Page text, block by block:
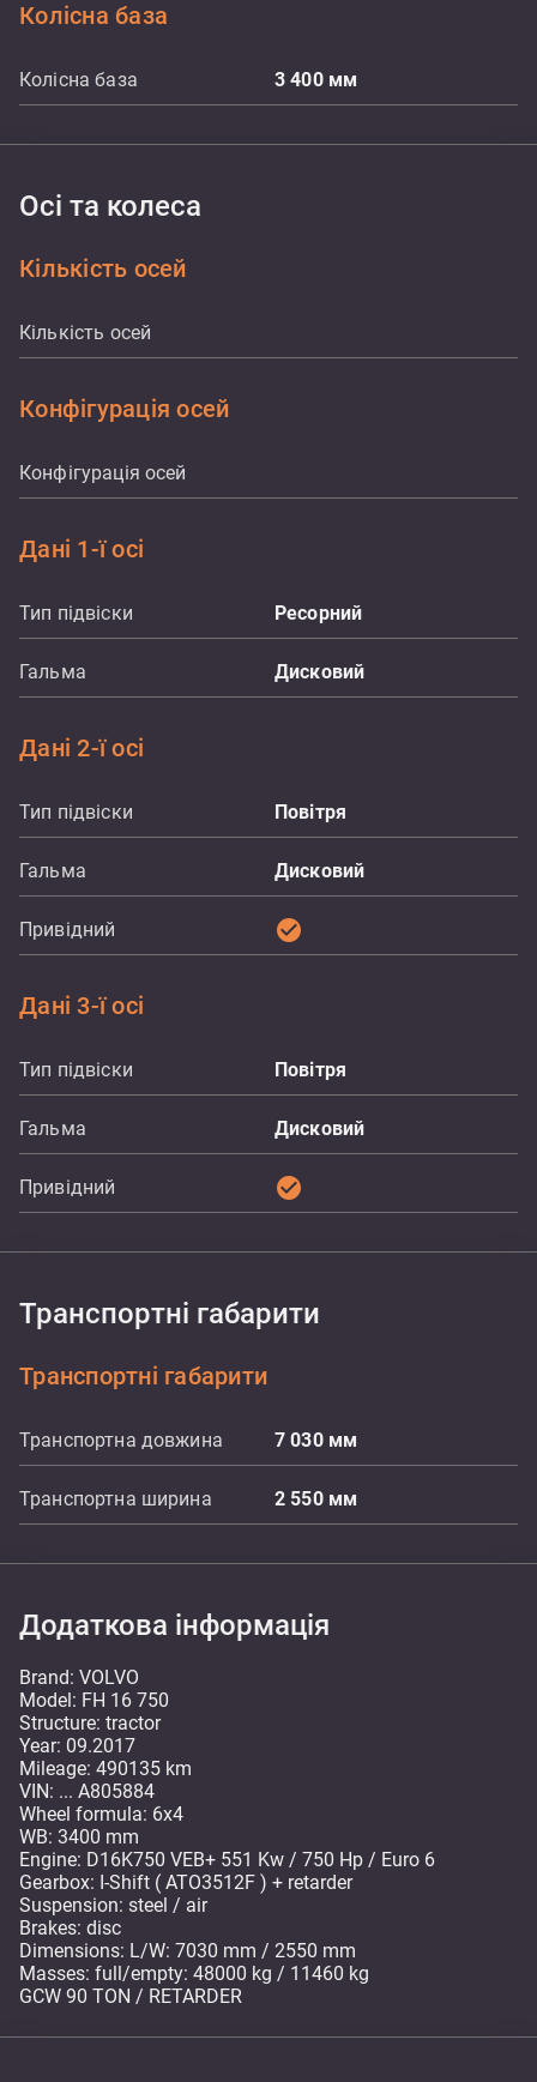
Колісна база
Колісна база 3 400 мм
Осі та колеса
Кількість осей
Кількість осей
Конфігурація осей
Конфігурація осей
Дані 1-ї осі
Тип підвіски Ресорний
Гальма Дисковий
Дані 2-ї осі
Тип підвіски Повітря
Гальма Дисковий
Привідний check_circle
Дані 3-ї осі
Тип підвіски Повітря
Гальма Дисковий
Привідний check_circle
Транспортні габарити
Транспортні габарити
Транспортна довжина 7 030 мм
Транспортна ширина 2 550 мм
Додаткова інформація
Brand: VOLVO
Model: FH 16 750
Structure: tractor
Year: 09.2017
Mileage: 490135 km
VIN: ... A805884
Wheel formula: 6x4
WB: 3400 mm
Engine: D16K750 VEB+ 551 Kw / 750 Hp / Euro 6
Gearbox: I-Shift ( ATO3512F ) + retarder
Suspension: steel / air
Brakes: disc
Dimensions: L/W: 7030 mm / 2550 mm
Masses: full/empty: 48000 kg / 11460 kg
GCW 90 TON / RETARDER